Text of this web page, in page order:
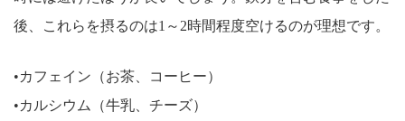
後、これらを摂るのは1～2時間程度空けるのが理想です。
•カフェイン（お茶、コーヒー）
•カルシウム（牛乳、チーズ）